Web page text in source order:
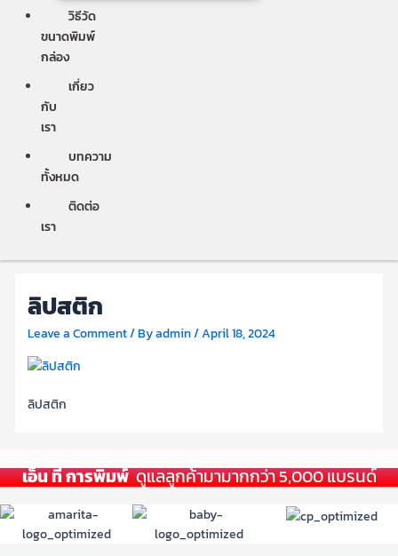
วิธีวัด
ขนาดพิมพ์
กล่อง
เกี่ยว
กับ
เรา
บทความ
ทั้งหมด
ติดต่อ
เรา
ลิปสติก
Leave a Comment/ Byadmin/April 18, 2024
ลิปสติก
เอ็น ที การพิมพ์ดูแลลูกค้ามามากกว่า 5,000 แบรนด์